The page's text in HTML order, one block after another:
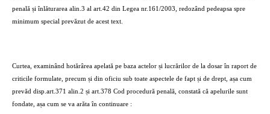
penală și înlăturarea alin.3 al art.42 din Legea nr.161/2003, redozând pedeapsa spre
minimum special prevăzut de acest text.
Curtea, examinând hotărârea apelată pe baza actelor și lucrărilor de la dosar în raport de
criticile formulate, precum și din oficiu sub toate aspectele de fapt și de drept, așa cum
prevăd disp.art.371 alin.2 și art.378 Cod procedură penală, constată că apelurile sunt
fondate, așa cum se va arăta în continuare :